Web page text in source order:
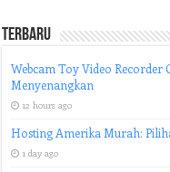
Terbaru
Webcam Toy Video
Menyenangkan
12 hours ago
Hosting Amerika Murah:
1 day ago